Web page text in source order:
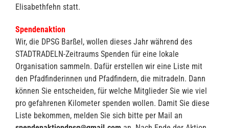
Elisabethfehn statt.
Spendenaktion
Wir, die DPSG Barßel, wollen dieses Jahr während des
STADTRADELN-Zeitraums Spenden für eine lokale
Organisation sammeln. Dafür erstellen wir eine Liste mit
den Pfadfinderinnen und Pfadfindern, die mitradeln. Dann
können Sie entscheiden, für welche Mitglieder Sie wie viel
pro gefahrenen Kilometer spenden wollen. Damit Sie diese
Liste bekommen, melden Sie sich bitte per Mail an